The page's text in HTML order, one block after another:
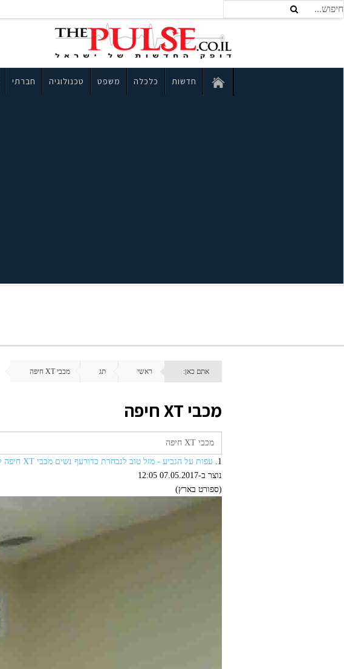
חדשות כלכלה משפט טכנולוגיה חברתי
אתם כאן: ראשי תג מכבי XT חיפה
מכבי XT חיפה
1.
עפות על הגביע - מזל טוב לנבחרת כדורעף נשים מכבי XT חיפה לרגל זכייתה בגביע המדינה
נוצר ב-07.05.2017 12:05
(ספורט בארץ)